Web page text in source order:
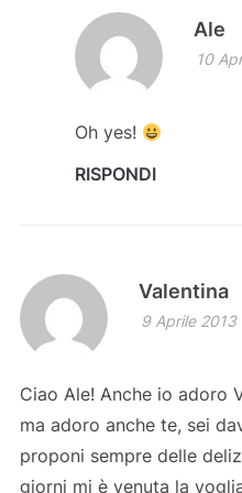
Ale
10
Oh yes!
RISPONDI
Valentina
9 Aprile 2013
Ciao Ale! Anche io adoro
ma adoro anche te, sei
proponi sempre delle
giorni mi è venuta la